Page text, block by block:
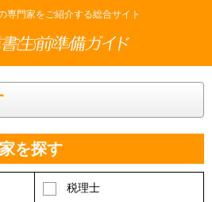
専門家をご紹介する総合サイト
を探す
税理士